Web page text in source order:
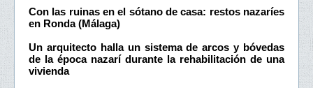
Con las ruinas en el sótano de casa: restos nazaríes
en Ronda (Málaga)
Un arquitecto halla un sistema de arcos y bóvedas
de la época nazarí durante la rehabilitación de una
vivienda